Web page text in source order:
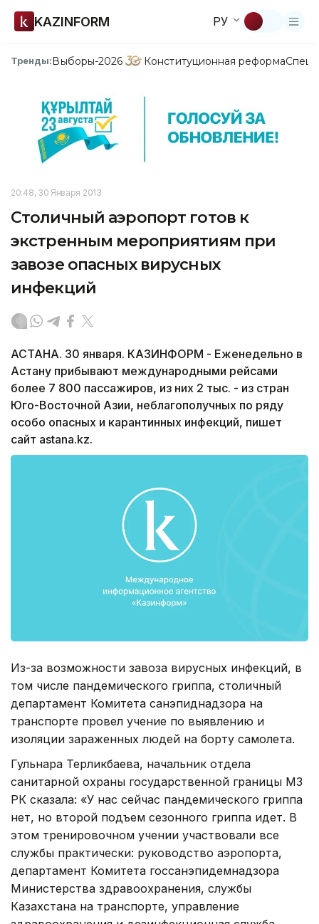
KAZINFORM РУ
Тренды:Выборы-2026 Конституционная реформа
20:48, 30 Января 2013
Столичный аэропорт готов к
экстренным мероприятиям при
завозе опасных вирусных
инфекций
АСТАНА. 30 января. КАЗИНФОРМ - Еженедельно в
Астану прибывают международными рейсами
более 7 800 пассажиров, из них 2 тыс. - из стран
Юго-Восточной Азии, неблагополучных по ряду
особо опасных и карантинных инфекций, пишет
сайт astana.kz.
Из-за возможности завоза вирусных инфекций, в
том числе пандемического гриппа, столичный
департамент Комитета санэпиднадзора на
транспорте провел учение по выявлению и
изоляции зараженных людей на борту самолета.
Гульнара Терликбаева, начальник отдела
санитарной охраны государственной границы МЗ
РК сказала: «У нас сейчас пандемического гриппа
нет, но второй подъем сезонного гриппа идет. В
этом тренировочном учении участвовали все
службы практически: руководство аэропорта,
департамент Комитета госсанэпидемнадзора
Министерства здравоохранения, службы
Казахстана на транспорте, управление